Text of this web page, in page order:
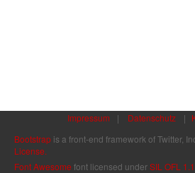
Impressum | Datenschutz |
Bootstrap is a front-end framework of Twitter,
License.
Font Awesome font licensed underSIL OFL 1.1